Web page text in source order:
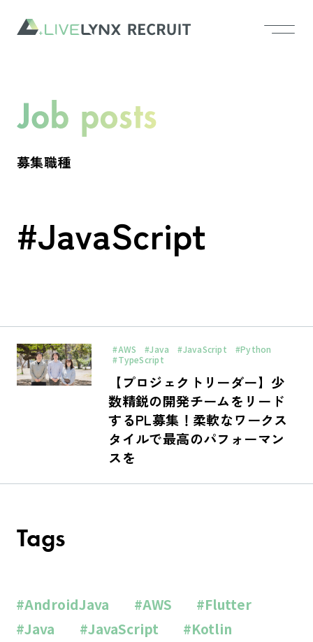
募集職種
#JavaScript
#AWS #Java #JavaScript
#Python
#TypeScript
【プロジェクトリーダー】少
数精鋭の開発チームをリード
するPL募集！柔軟なワークス
タイルで最高のパフォーマン
スを
Tags
#AndroidJava #AWS
#Flutter
#Java
#JavaScript
#Kotlin